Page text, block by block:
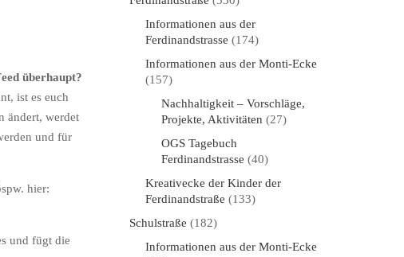
überhaupt?
ist es euch
ändert, werdet
und für
hier:
und fügt die
Informationen aus der
Ferdinandstrasse (174)
Informationen aus der Monti-Ecke
(157)
Nachhaltigkeit – Vorschläge,
Projekte, Aktivitäten (27)
OGS Tagebuch
Ferdinandstrasse (40)
Kreativecke der Kinder der
Ferdinandstraße (133)
Schulstraße (182)
Informationen aus der Monti-Ecke